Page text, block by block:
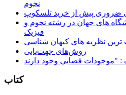
نجوم
ضروری پیش از خرید تلسکوپ
های جهان در رشته نجوم و
فیزیک
ترین نظریه های کیهان شناسی
روش‌های جهت‌یابی
کتاب